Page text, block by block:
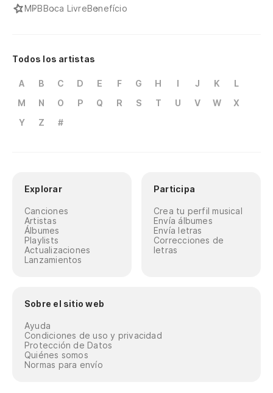
MPBBoca LivreBenefício
Todos los artistas
A B C D E F G H I J K
L
M
N O P Q R S T U V W
X
Y
Z #
Explorar
Canciones
Artistas
Álbumes
Playlists
Actualizaciones
Lanzamientos
Participa
Crea tu perfil musical
Envía álbumes
Envía letras
Correcciones de
letras
Sobre el sitio web
Ayuda
Condiciones de uso y privacidad
Protección de Datos
Quiénes somos
Normas para envío